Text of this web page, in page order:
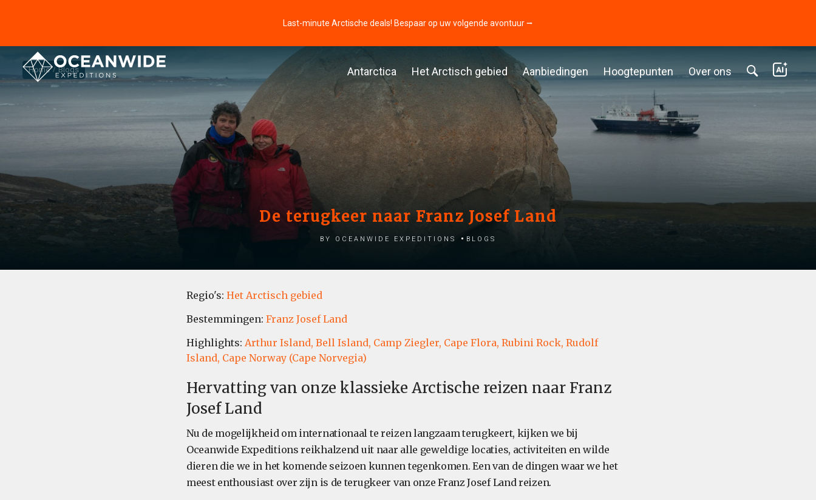
Last-minute Arctische deals! Bespaar op uw volgende avontuur ⭢
Antarctica Het Arctisch gebied Aanbiedingen Hoogtepunten Over ons
Home Blogs
De terugkeer naar Franz Josef Land
by Oceanwide Expeditions Blogs
Regio's: Het Arctisch gebied
Bestemmingen: Franz Josef Land
Highlights: Arthur Island, Bell Island, Camp Ziegler, Cape Flora, Rubini Rock, Rudolf
Island, Cape Norway (Cape Norvegia)
Hervatting van onze klassieke Arctische reizen naar Franz
Josef Land
Nu de mogelijkheid om internationaal te reizen langzaam terugkeert, kijken we bij
Oceanwide Expeditions reikhalzend uit naar alle geweldige locaties, activiteiten en wilde
dieren die we in het komende seizoen kunnen tegenkomen. Een van de dingen waar we het
meest enthousiast over zijn is de terugkeer van onze Franz Josef Land reizen.